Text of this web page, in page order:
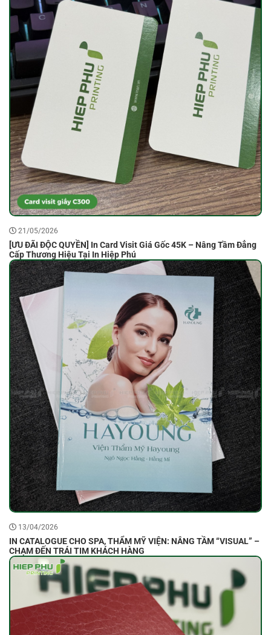
21/05/2026
[ƯU ĐÃI ĐỘC QUYỀN] In Card Visit Giá Gốc 45K – Nâng Tầm Đẳng
Cấp Thương Hiệu Tại In Hiệp Phú
13/04/2026
IN CATALOGUE CHO SPA, THẨM MỸ VIỆN: NÂNG TẦM “VISUAL” –
CHẠM ĐẾN TRÁI TIM KHÁCH HÀNG